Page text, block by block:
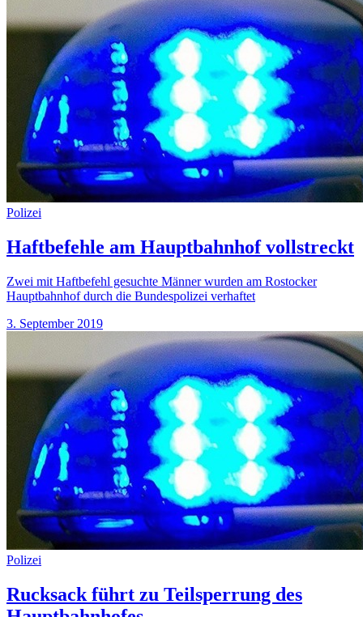
Polizei
Haftbefehle am Hauptbahnhof vollstreckt
Zwei mit Haftbefehl gesuchte Männer wurden am Rostocker
Hauptbahnhof durch die Bundespolizei verhaftet
3. September 2019
Polizei
Rucksack führt zu Teilsperrung des